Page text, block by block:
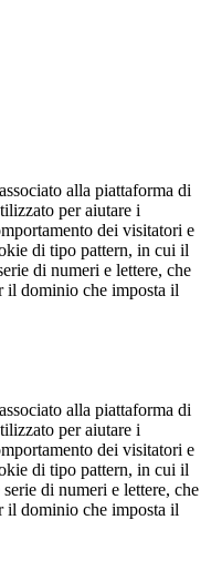
alla piattaforma di
per aiutare i
dei visitatori e
di tipo pattern, in cui il
di numeri e lettere, che
il dominio che imposta il
alla piattaforma di
per aiutare i
dei visitatori e
di tipo pattern, in cui il
di numeri e lettere, che
il dominio che imposta il